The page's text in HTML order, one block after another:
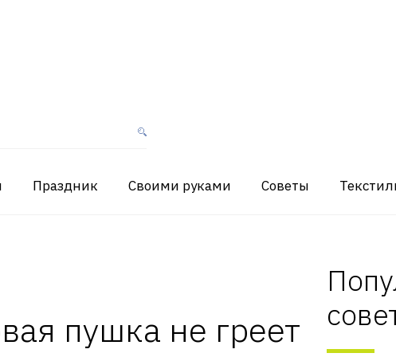
Праздник Своими руками Советы
пушка не греет